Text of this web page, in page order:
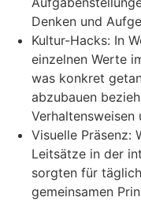
Denken und
Kultur-Hacks: In
einzelnen Werte
was konkret
abzubauen
Verhaltensweisen
Visuelle Präsenz:
Leitsätze in der
sorgten für
gemeinsamen